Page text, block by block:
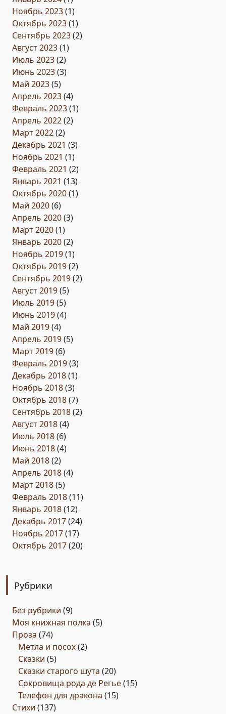
Ноябрь 2023(1)
Октябрь 2023(1)
Сентябрь 2023(2)
Август 2023(1)
Июль 2023(2)
Июнь 2023(3)
Май 2023(5)
Апрель 2023(4)
Февраль 2023(1)
Апрель 2022(2)
Март 2022(2)
Декабрь 2021 (3)
Ноябрь 2021 (1)
Февраль 2021 (2)
Январь 2021 (13)
Октябрь 2020(1)
Май 2020(6)
Апрель 2020(3)
Март 2020(1)
Январь 2020(2)
Ноябрь 2019(1)
Октябрь 2019(2)
Сентябрь 2019(2)
Август 2019(5)
Июль 2019(5)
Июнь 2019(4)
Май 2019(4)
Апрель 2019(5)
Март 2019(6)
Февраль 2019(3)
Декабрь 2018(1)
Ноябрь 2018(3)
Октябрь 2018(7)
Сентябрь 2018(2)
Август 2018(4)
Июль 2018(6)
Июнь 2018(4)
Май 2018(2)
Апрель 2018(4)
Март 2018(5)
Февраль 2018(11)
Январь 2018(12)
Декабрь 2017(24)
Ноябрь 2017(17)
Октябрь 2017(20)
Рубрики
Без рубрики (9)
Моя книжная полка (5)
Проза (74)
Метла и посох(2)
Сказки (5)
Сказки старого шута (20)
Сокровища рода де Регье(15)
Телефон для дракона (15)
Стихи (137)